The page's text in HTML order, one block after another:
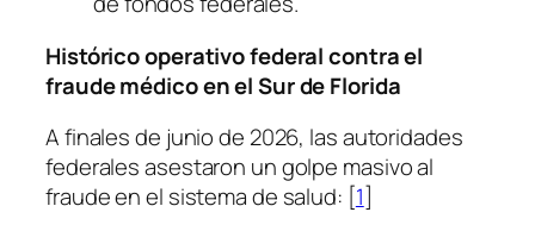
Histórico operativo federal contra el
fraude médico en el Sur de Florida
A finales de junio de 2026, las autoridades
federales asestaron un golpe masivo al
fraude en el sistema de salud: [1]